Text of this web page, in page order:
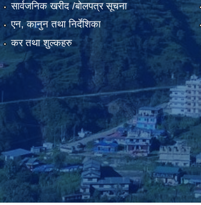
सार्वजनिक खरीद /बोलपत्र सूचना
एन, कानुन तथा निर्देशिका
कर तथा शुल्कहरु